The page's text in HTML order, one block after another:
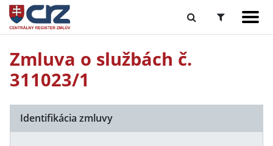
Zmluva o službách č.
311023/1
Identifikácia zmluvy